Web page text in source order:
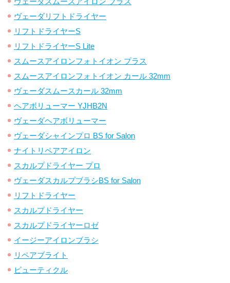
ヴェーダリフトドライヤー
リフトドライヤーS
リフトドライヤーS Lite
スムースアイロンフォトイオン プラス
スムースアイロンフォトイオン カール 32mm
ヴェーダスムースカール 32mm
ヘアボリューマー YJHB2N
ヴェーダヘアボリューマー
ヴェーダシャインプロ BS for Salon
ナイトリペアアイロン
スカルプドライヤー プロ
ヴェーダスカルプブラシBS for Salon
リフトドライヤー
スカルプドライヤー
スカルプドライヤーロゼ
イージーアイロンブラシ
リペアブライト
ビューティクル